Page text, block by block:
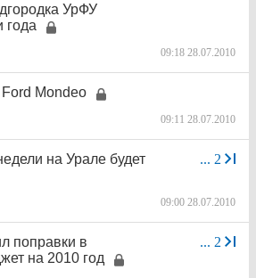
УрФУ
года
09:18 28.07.2010
Mondeo
09:11 28.07.2010
... 2
на Урале будет
09:00 28.07.2010
... 2
поправки в
на 2010 год